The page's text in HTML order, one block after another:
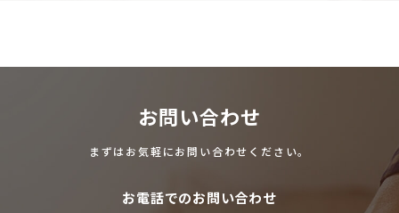
お問い合わせ
まずはお気軽にお問い合わせください。
お電話でのお問い合わせ